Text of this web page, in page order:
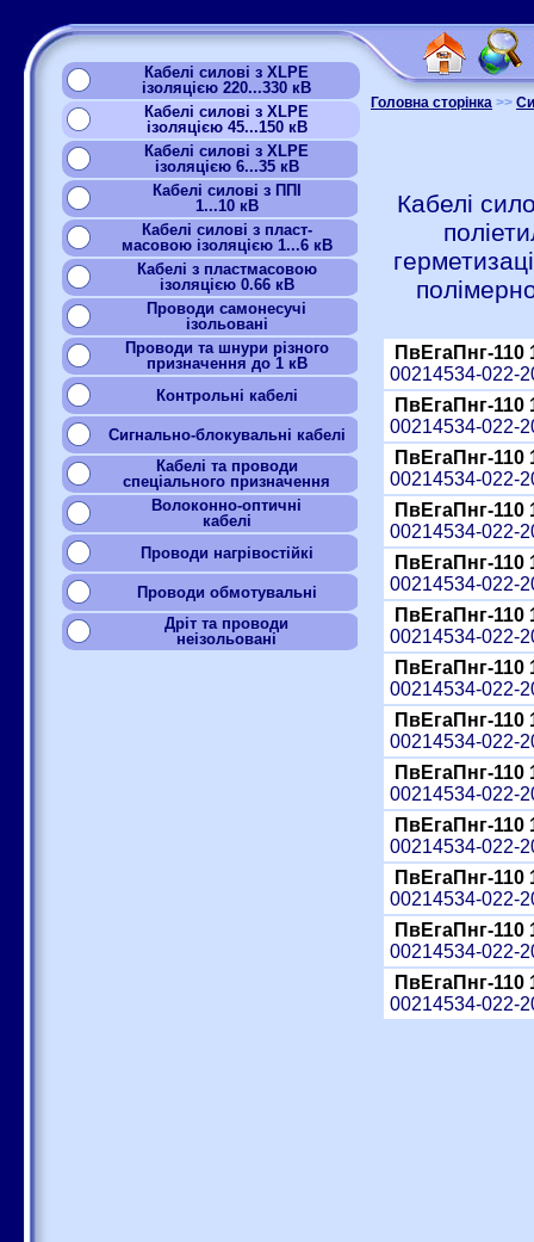
Кабелі силові з XLPE
ізоляцією 220...330 кВ
Кабелі силові з XLPE
ізоляцією 45...150 кВ
Кабелі силові з XLPE
ізоляцією 6...35 кВ
Кабелі силові з ППІ
1...10 кВ
Кабелі силові з пласт-
масовою ізоляцією 1...6 кВ
Кабелі з пластмасовою
ізоляцією 0.66 кВ
Проводи самонесучі
ізольовані
Проводи та шнури різного
призначення до 1 кВ
Контрольні кабелі
Сигнально-блокувальні кабелі
Кабелі та проводи
спеціального призначення
Волоконно-оптичні
кабелі
Проводи нагрівостійкі
Проводи обмотувальні
Дріт та проводи
неізольовані
Головна сторінка >>
Кабелі
ПвЕгаПнг-110
00214534-022-
ПвЕгаПнг-110
00214534-022-
ПвЕгаПнг-110
00214534-022-
ПвЕгаПнг-110
00214534-022-
ПвЕгаПнг-110
00214534-022-
ПвЕгаПнг-110
00214534-022-
ПвЕгаПнг-110
00214534-022-
ПвЕгаПнг-110
00214534-022-
ПвЕгаПнг-110
00214534-022-
ПвЕгаПнг-110
00214534-022-
ПвЕгаПнг-110
00214534-022-
ПвЕгаПнг-110
00214534-022-
ПвЕгаПнг-110
00214534-022-